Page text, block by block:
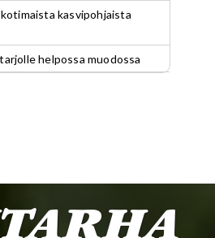
kasvipohjaista
helpossa muodossa